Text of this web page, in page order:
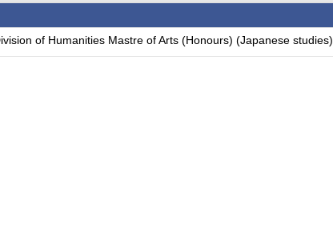
of Humanities Mastre of Arts (Honours) (Japanese studies)